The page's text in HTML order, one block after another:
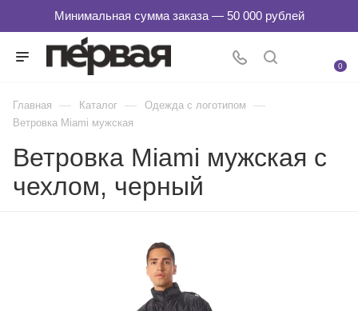
0
Главная — Каталог — Одежда с логотипом —
Ветровка Miami мужская
Ветровка Miami мужская с
чехлом, черный